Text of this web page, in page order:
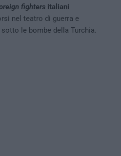
fighters italiani
nel teatro di guerra e
le bombe della Turchia.